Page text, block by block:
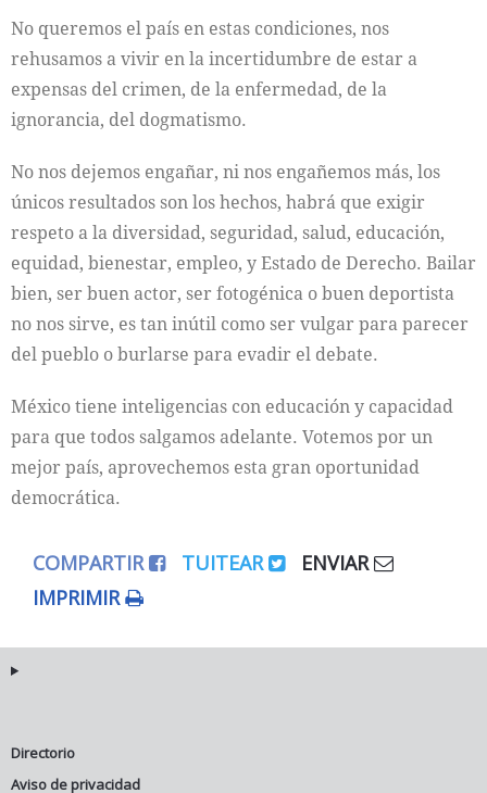
No queremos el país en estas condiciones, nos
rehusamos a vivir en la incertidumbre de estar a
expensas del crimen, de la enfermedad, de la
ignorancia, del dogmatismo.
No nos dejemos engañar, ni nos engañemos más, los
únicos resultados son los hechos, habrá que exigir
respeto a la diversidad, seguridad, salud, educación,
equidad, bienestar, empleo, y Estado de Derecho. Bailar
bien, ser buen actor, ser fotogénica o buen deportista
no nos sirve, es tan inútil como ser vulgar para parecer
del pueblo o burlarse para evadir el debate.
México tiene inteligencias con educación y capacidad
para que todos salgamos adelante. Votemos por un
mejor país, aprovechemos esta gran oportunidad
democrática.
COMPARTIR TUITEAR
ENVIAR
IMPRIMIR
Directorio
Aviso de privacidad